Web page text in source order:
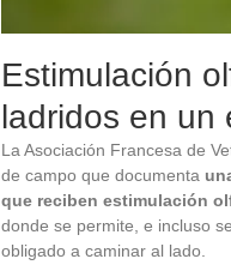
Estimulación
ladridos en un
La Asociación Francesa de
de campo que documenta
que reciben estimulación
donde se permite, e incluso
obligado a caminar al lado.